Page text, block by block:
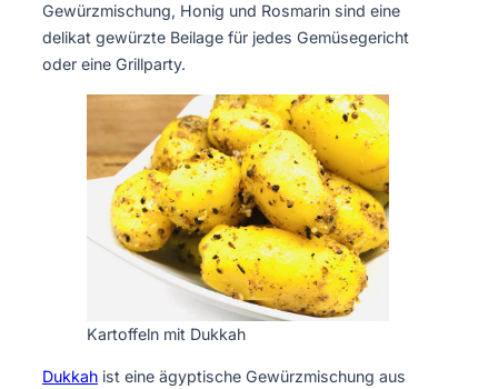
Gewürzmischung, Honig und Rosmarin sind eine
delikat gewürzte Beilage für jedes Gemüsegericht
oder eine Grillparty.
Kartoffeln mit Dukkah
Dukkah ist eine ägyptische Gewürzmischung aus